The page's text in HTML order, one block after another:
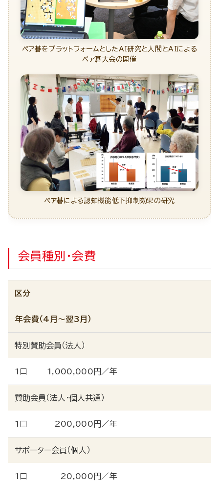
ペア碁をプラットフォームとしたAI研究と人間とAIによる
ペア碁大会の開催
ペア碁による認知機能低下抑制効果の研究
会員種別・会費
区分
年会費（4月～翌3月）
特別賛助会員（法人）
1口 1,000,000円／年
賛助会員（法人・個人共通）
1口 200,000円／年
サポーター会員（個人）
1口 20,000円／年